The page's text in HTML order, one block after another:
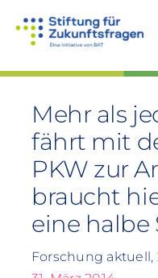
Inhalt
Mehr als
fährt mit
PKW zur
braucht
eine halbe
Forschung aktuell,